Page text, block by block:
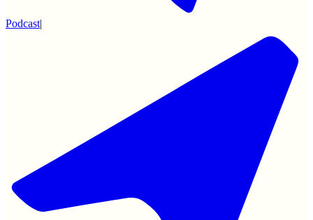
Podcast|